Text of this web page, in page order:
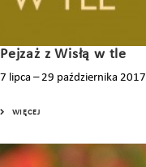
Pejzaż z Wisłą w tle
7 lipca – 29 października 2017
WIĘCEJ